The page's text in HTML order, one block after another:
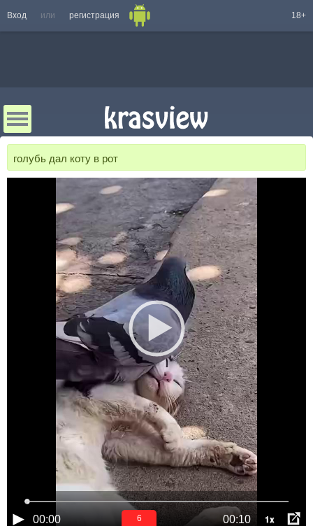
Вход или регистрация 18+
голубь дал коту в рот
00:00 00:10 1x
6